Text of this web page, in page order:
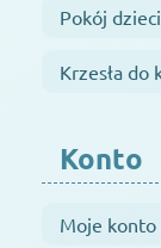
Pokój
Krzesła do
Konto
Moje konto